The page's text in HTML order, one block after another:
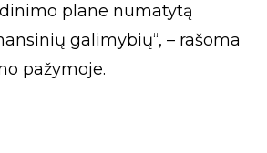
plane numatytą
galimybių“, – rašoma
pažymoje.